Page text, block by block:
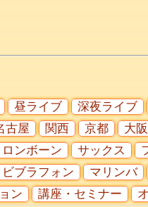
昼ライブ
深夜ライブ
古屋 関西 京都
大阪
ロンボーン サックス
ビブラフォン
マリンバ
ン 講座・セミナー